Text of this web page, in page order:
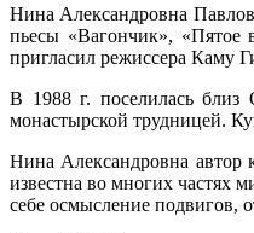
Нина Александровна
пьесы «Вагончик», «Пятое
пригласил режиссера Каму
В 1988 г. поселилась близ
монастырской трудницей.
Нина Александровна автор
известна во многих частях
себе осмысление подвигов,